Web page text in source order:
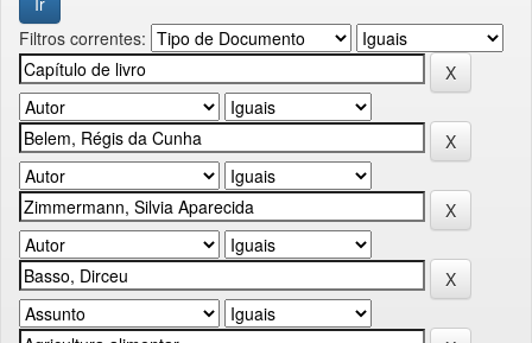
Filtros correntes: